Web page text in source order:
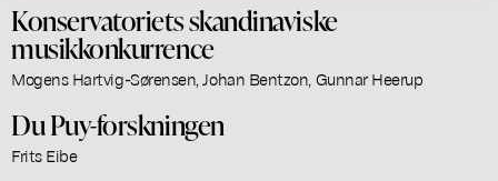
Konservatoriets skandinaviske
musikkonkurrence
Mogens Hartvig-Sørensen, Johan Bentzon, Gunnar Heerup
Du Puy-forskningen
Frits Eibe